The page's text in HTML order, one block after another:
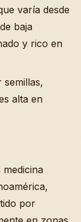
varía desde
baja
y rico en
alta en
por